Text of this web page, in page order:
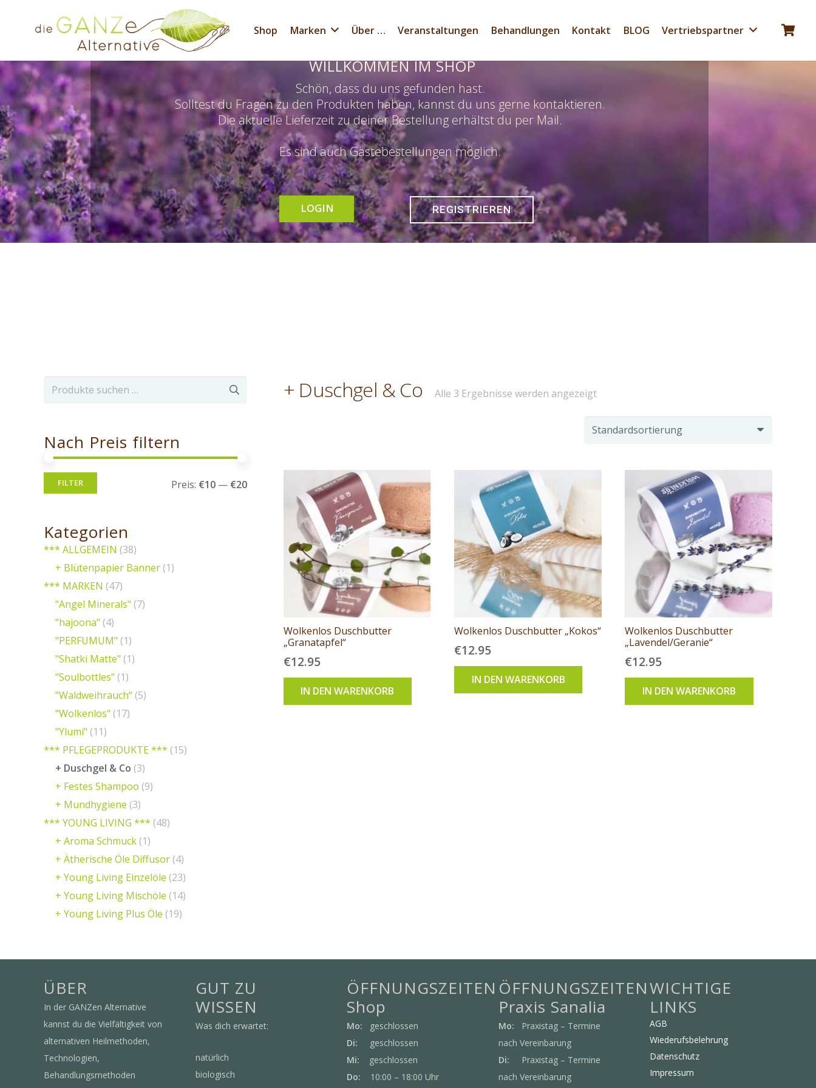
Shop Marken Über … Veranstaltungen Behandlungen Kontakt BLOG Vertriebspartner
WILLKOMMEN IM SHOP
Schön, dass du uns gefunden hast.
Solltest du Fragen zu den Produkten haben, kannst du uns gerne kontaktieren.
Die aktuelle Lieferzeit zu deiner Bestellung erhältst du per Mail.
Es sind auch Gästebestellungen möglich.
REGISTRIEREN
LOGIN
+ Duschgel & Co Alle 3 Ergebnisse werden angezeigt
Wolkenlos Duschbutter
„Granatapfel“
€12.95
IN DEN WARENKORB
Wolkenlos Duschbutter „Kokos“
€12.95
IN DEN WARENKORB
Wolkenlos Duschbutter
„Lavendel/Geranie“
€12.95
IN DEN WARENKORB
Suchen
Nach Preis filtern
Min.
Max.
FILTER Preis: €10— €20
Kategorien
*** ALLGEMEIN (38)
+ Blütenpapier Banner (1)
*** MARKEN (47)
"Angel Minerals" (7)
"hajoona" (4)
"PERFUMUM" (1)
"Shatki Matte" (1)
"Soulbottles" (1)
"Waldweihrauch“ (5)
"Wolkenlos" (17)
"Ylumi" (11)
*** PFLEGEPRODUKTE *** (15)
+ Duschgel & Co (3)
+ Festes Shampoo (9)
+ Mundhygiene (3)
*** YOUNG LIVING *** (48)
+ Aroma Schmuck (1)
+ Ätherische Öle Diffusor (4)
+ Young Living Einzelöle (23)
+ Young Living Mischöle (14)
+ Young Living Plus Öle (19)
ÜBER
In der GANZen Alternative
kannst du die Vielfältigkeit von
alternativen Heilmethoden,
Technologien,
Behandlungsmethoden
GUT ZU
WISSEN
Was dich erwartet:
natürlich
biologisch
ÖFFNUNGSZEITEN
Shop
Mo: geschlossen
Di: geschlossen
Mi: geschlossen
Do: 10:00 – 18:00 Uhr
ÖFFNUNGSZEITEN
Praxis Sanalia
Mo: Praxistag – Termine
nach Vereinbarung
Di: Praxistag – Termine
nach Vereinbarung
WICHTIGE
LINKS
AGB
Wiederufsbelehrung
Datenschutz
Impressum